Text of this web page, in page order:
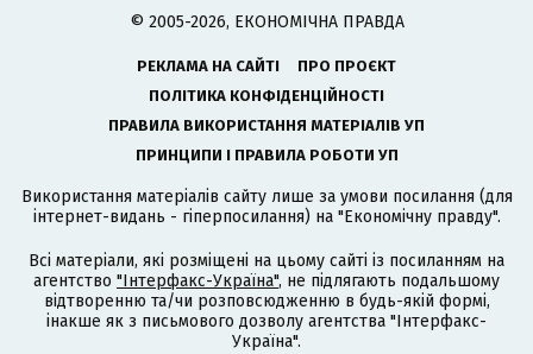
© 2005-2026, ЕКОНОМІЧНА ПРАВДА
РЕКЛАМА НА САЙТІ
ПРО ПРОЄКТ
ПОЛІТИКА КОНФІДЕНЦІЙНОСТІ
ПРАВИЛА ВИКОРИСТАННЯ МАТЕРІАЛІВ УП
ПРИНЦИПИ І ПРАВИЛА РОБОТИ УП
Використання матеріалів сайту лише за умови посилання (для
інтернет-видань - гіперпосилання) на "Економічну правду".
Всі матеріали, які розміщені на цьому сайті із посиланням на
агентство "Інтерфакс-Україна", не підлягають подальшому
відтворенню та/чи розповсюдженню в будь-якій формі,
інакше як з письмового дозволу агентства "Інтерфакс-
Україна".